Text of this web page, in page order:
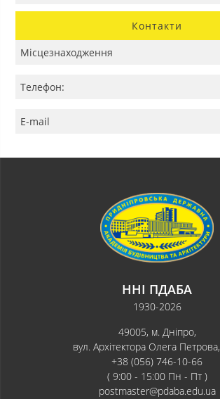
Контакти
Місцезнаходження
Телефон:
E-mail
ННІ ПДАБА
1930-2026
49005, м. Дніпро,
вул. Архітектора Олега
+38 (056) 746-10-66
( 9:00 - 15:00 Пн - Пт )
postmaster@pdaba.edu.ua